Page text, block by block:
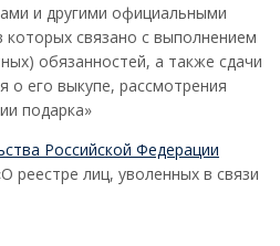
и другими официальными
связано с выполнением
обязанностей, а также сдачи
о его выкупе, рассмотрения
подарка»
Российской Федерации
реестре лиц, уволенных в связи